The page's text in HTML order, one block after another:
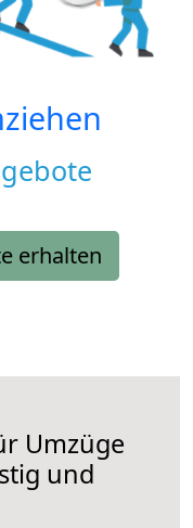
erhalten
Umzüge
und